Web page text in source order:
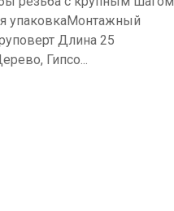
упаковкаМонтажный
Длина 25
Гипсо...